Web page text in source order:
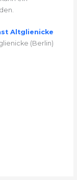
Altglienicke
(Berlin)